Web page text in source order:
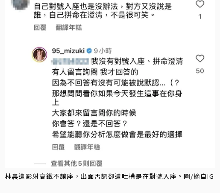
林襄遭影射高鐵不讓座，出面否認卻遭吐槽是在對號入座。圖/摘自IG